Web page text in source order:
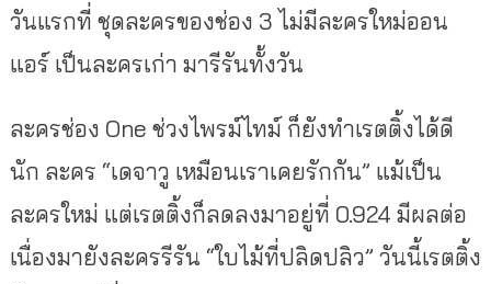
วันแรกที่ ชุดละครของช่อง 3 ไม่มีละครใหม่ออน
แอร์ เป็นละครเก่า มารีรันทั้งวัน
ละครช่อง One ช่วงไพรม์ไทม์ ก็ยังทำเรตติ้งได้ดี
นัก ละคร “เดจาวู เหมือนเราเคยรักกัน” แม้เป็น
ละครใหม่ แต่เรตติ้งก็ลดลงมาอยู่ที่ 0.924 มีผลต่อ
เนื่องมายังละครรีรัน “ใบไม้ที่ปลิดปลิว” วันนี้เรตติ้ง